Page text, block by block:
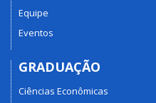
Equipe
Eventos
GRADUAÇÃO
Ciências Econômicas